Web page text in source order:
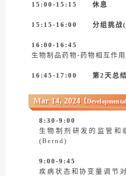
15:00-15:15 休息
15:15-16:00分组挑战
16:00-16:45
生物制品药物-药物相互作
16:45-17:00第2天总结
Mar 14, 2024【
8:30-9:00
生物制剂研发的监管和
(Bernd)
9:00-9:45
疾病状态和协变量调节